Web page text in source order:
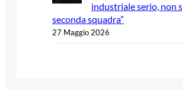
industriale serio, non
seconda squadra”
27 Maggio 2026